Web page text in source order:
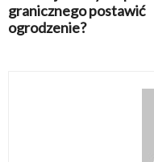
granicznego postawić
ogrodzenie?